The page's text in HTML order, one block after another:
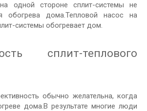
одной стороне сплит-системы не
обогрева дома.Тепловой насос на
системы обогревает дом.
сплит-теплового
обычно желательна, когда
дома.В результате многие люди